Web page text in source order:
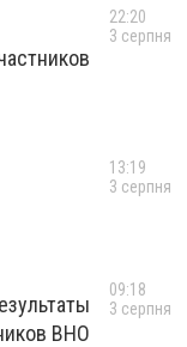
ВНО
22:20
3 серпня
13:19
3 серпня
09:18
3 серпня